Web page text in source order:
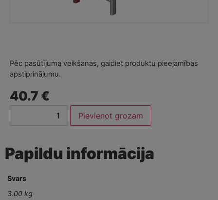
Pēc pasūtījuma veikšanas, gaidiet produktu pieejamības
apstiprinājumu.
40.7 €
Pievienot grozam
Papildu informācija
Svars
3.00 kg